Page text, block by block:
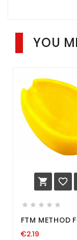
YOU
 
    
FTM METHOD
€2.19